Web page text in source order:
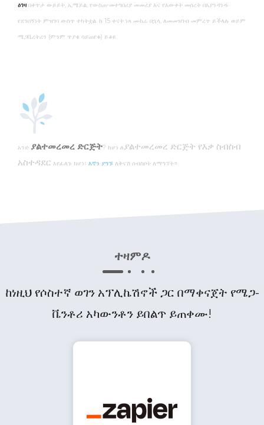
ዕገዛ በቀጥታ ውይይት, ኢሜይል, የውስጠ-መተግበሪያ መመሪያ እና የእውቀት መሰረት በእያንዳንዱ
የደንበኝነት ምዝገባ ውስጥ ተካትቷል. ከ 15 ቀናት ነጻ ሙከራ በኋላ, ለመመዝገብ መምረጥ ይችላሉ ወይም
ሜጋቬረትሪን (ምንም ጥያቄ ሳይጠየቁ) ይቆዩ.
አንድ ያልተመረመረ ድርጅት? ከሆነ ለ ያልተመረመረ ድርጅት የእቃ ስብስብ
አስተዳደር እየፈለጉ ከሆነ፣ እኛን ያግኙ ለቅናሽ ሰብስቦት ለማግኘት።
ተዛምዶ
ከነዚህ የሶስተኛ ወገን አፕሊኬሽኖች ጋር በማቀናጀት የሜጋ-
ቬንቶሪ አካውንቶን ይበልጥ ይጠቀሙ!